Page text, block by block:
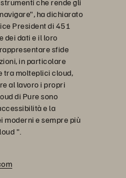
che rende gli
ha dichiarato
President di 451
dei dati e il loro
sfide
in particolare
tra molteplici cloud,
al lavoro i propri
di Pure sono
e la
moderni e sempre più
".